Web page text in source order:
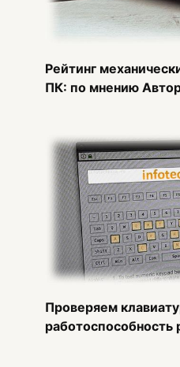
Рейтинг
ПК: по мнению
Проверяем